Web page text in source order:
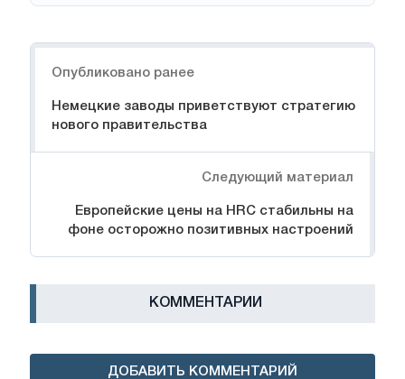
Опубликовано ранее
Немецкие заводы приветствуют стратегию
нового правительства
Следующий материал
Европейские цены на HRC стабильны на
фоне осторожно позитивных настроений
КОММЕНТАРИИ
ДОБАВИТЬ КОММЕНТАРИЙ